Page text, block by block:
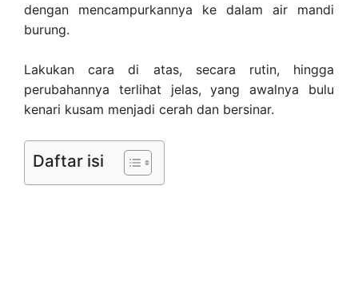
dengan mencampurkannya ke dalam air mandi
burung.
Lakukan cara di atas, secara rutin, hingga
perubahannya terlihat jelas, yang awalnya bulu
kenari kusam menjadi cerah dan bersinar.
Daftar isi